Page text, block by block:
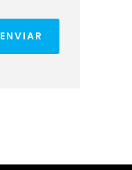
ENVIAR